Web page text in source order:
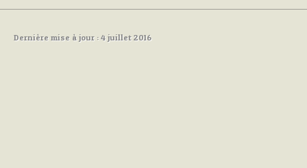
Dernière mise à jour : 4 juillet 2016